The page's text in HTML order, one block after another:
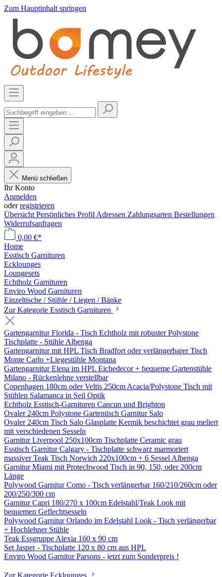
Zum Hauptinhalt springen
Menü schließen
Ihr Konto
Anmelden
oderregistrieren
Übersicht Persönliches Profil Adressen Zahlungsarten Bestellungen
Widerrufsanfragen
0,00 €*
Home
Esstisch Garnituren
Ecklounges
Loungesets
Echtholz Garnituren
Enviro Wood Garnituren
Einzeltische / Stühle / Liegen / Bänke
Zur Kategorie Esstisch Garnituren
Gartengarnitur Florida - Tisch Echtholz mit robuster Polystone
Tischplatte - Stühle Albenga
Gartengarnitur mit HPL Tisch Bradfort oder verlängerbarer Tisch
Monte Carlo +Liegestühle Montana
Gartengarnitur Elena im HPL Eichedecor + bequeme Gartenstühle
Milano - Rückenlehne verstellbar
Copenhagen 180cm oder Veltis 250cm Acacia/Polystone Tisch mit
Stühlen Salamanca in Seil Optik
Echtholz Esstisch-Garnituren Cancun und Brighton
Ovaler 240cm Polystone Gartentisch Garnitur Salo
Ovaler 240cm Tisch Salo Glasplatte Kermik beschichtet grau meliert
mit verschiedenen Sesseln
Garnitur Liverpool 250x100cm Tischplatte Ceramic grau
Esstisch Garnitur Calgary - Tischplatte schwarz marmoriert
massiver Teak Tisch Norwich 220x100cm + 6 Sessel Albenga
Garnitur Miami mit Protechwood Tisch in 90, 150, oder 200cm
Länge
Polywood Garnitur Como - Tisch verlängerbar 160/210/260cm oder
200/250/300 cm
Garnitur Capri 180/270 x 100cm Edelstahl/Teak Look mit
bequemen Geflechtsesseln
Polywood Garnitur Orlando im Edelstahl Look - Tisch verlängerbar
+ Hochlehner Stühle
Teak Essgruppe Alexia 160 x 90 cm
Set Jasper - Tischplatte 120 x 80 cm aus HPL
Enviro Wood Garnitur Parsons - jetzt zum Sonderpreis !
Zur Kategorie Ecklounges